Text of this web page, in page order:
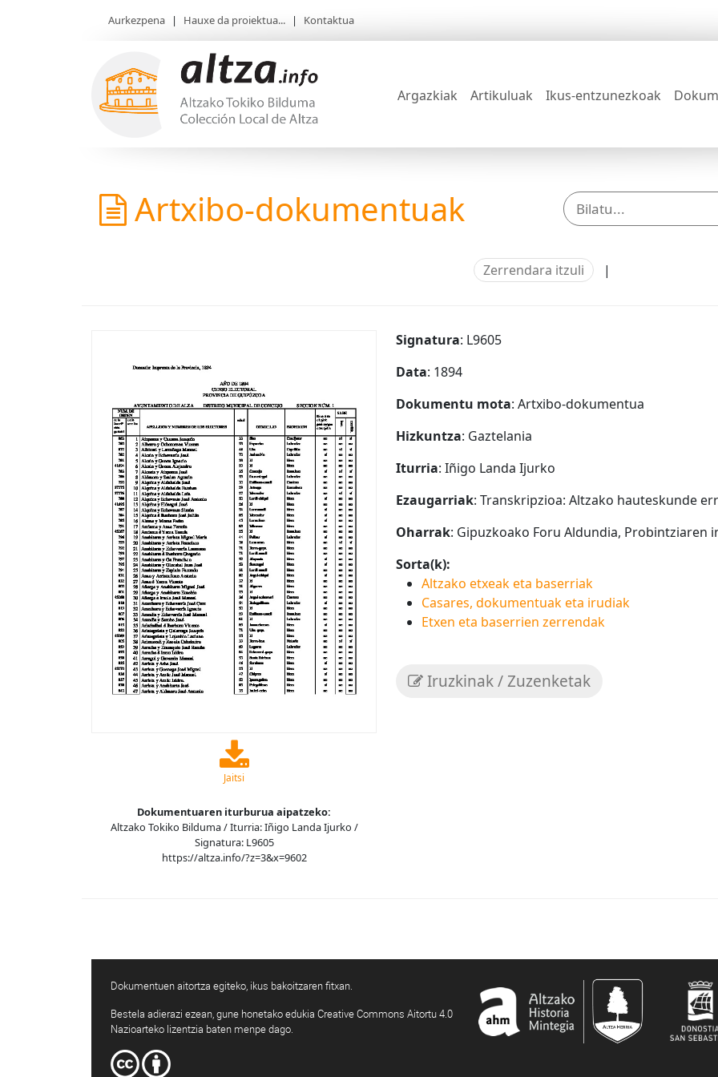
Aurkezpena | Hauxe da proiektua... | Kontaktua
Argazkiak Artikuluak Ikus-entzunezkoak
Artxibo-dokumentuak
Zerrendara itzuli |
Jaitsi
Dokumentuaren iturburua aipatzeko:
Altzako Tokiko Bilduma / Iturria: Iñigo Landa Ijurko /
Signatura: L9605
https://altza.info/?z=3&x=9602
Signatura: L9605
Data: 1894
Dokumentu mota: Artxibo-dokumentua
Hizkuntza: Gaztelania
Iturria: Iñigo Landa Ijurko
Ezaugarriak: Transkripzioa: Altzako hauteskunde
Oharrak: Gipuzkoako Foru Aldundia, Probintziaren
Sorta(k):
Altzako etxeak eta baserriak
Casares, dokumentuak eta irudiak
Etxen eta baserrien zerrendak
Iruzkinak / Zuzenketak
Dokumentuen aitortza egiteko, ikus bakoitzaren fitxan.
Bestela adierazi ezean, gune honetako edukia Creative Commons Aitortu 4.0
Nazioarteko lizentzia baten menpe dago.